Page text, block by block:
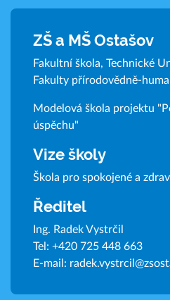
ZŠ a MŠ Ostašov
Fakultní škola, Technické
Fakulty přírodovědně-
Modelová škola projektu
úspěchu"
Vize školy
Škola pro spokojené a
Ředitel
Ing. Radek Vystrčil
Tel: +420 725 448 663
E-mail: